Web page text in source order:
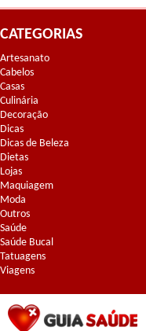
CATEGORIAS
Artesanato
Cabelos
Casas
Culinária
Decoração
Dicas
Dicas de Beleza
Dietas
Lojas
Maquiagem
Moda
Outros
Saúde
Saúde Bucal
Tatuagens
Viagens